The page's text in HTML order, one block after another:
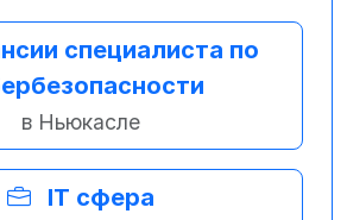
специалиста по
в Ньюкасле
IT сфера